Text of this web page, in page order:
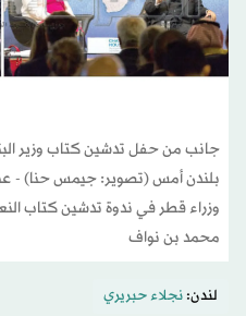
جانب من حفل تدشين كتاب وزير
بلندن أمس (تصوير: جيمس حنا) -
وزراء قطر في ندوة تدشين كتاب
محمد بن نواف
لندن:نجلاء حبريري